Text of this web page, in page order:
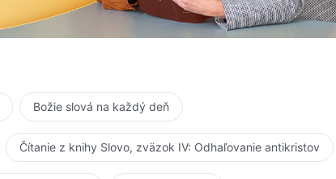
Božie slová na každý deň
Čítanie z knihy Slovo, zväzok IV: Odhaľovanie antikristov